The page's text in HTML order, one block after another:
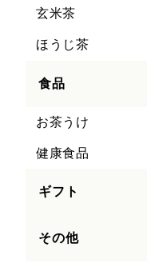
玄米茶
ほうじ茶
食品
お茶うけ
健康食品
ギフト
その他